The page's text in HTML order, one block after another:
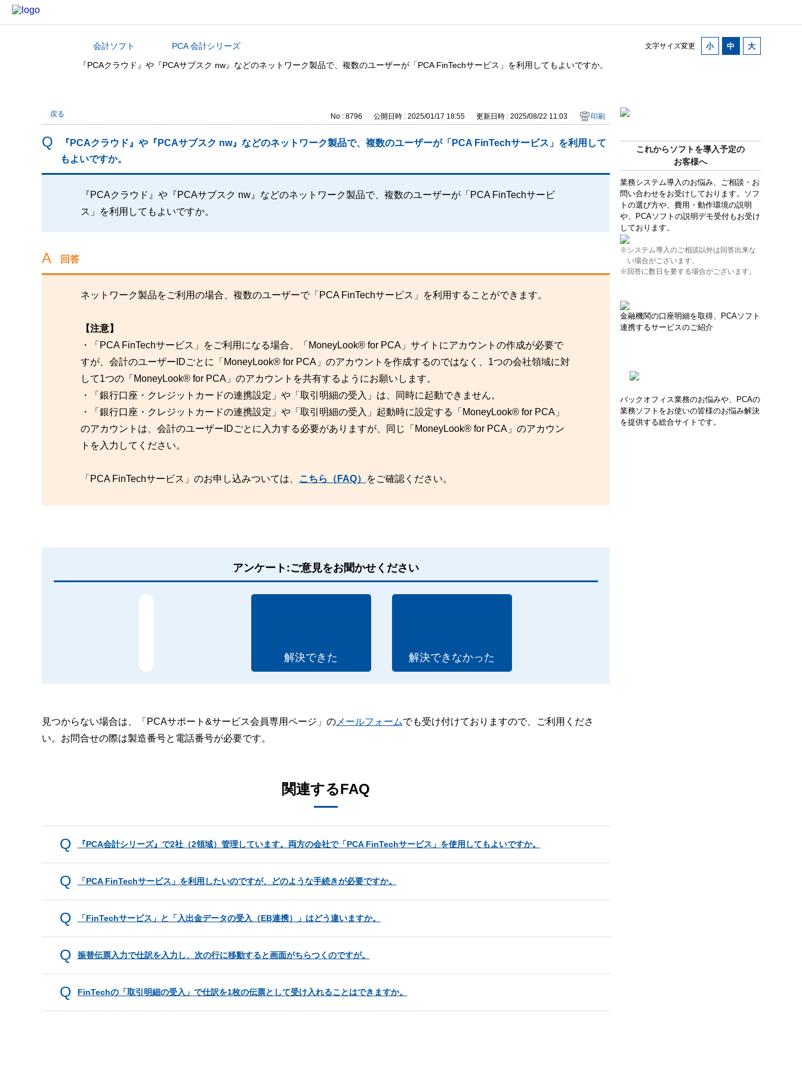
文字サイズ変更
カテゴリから探す
会計ソフト
PCA 会計シリーズ
『PCAクラウド』や『PCAサブスク nw』などのネットワーク製品で、複数のユーザーが「PCA FinTechサービス」を利用してもよいですか。
これからソフトを導入予定の
お客様へ
業務システム導入のお悩み、ご相談・お
問い合わせをお受けしております。ソフ
トの選び方や、費用・動作環境の説明
や、PCAソフトの説明デモ受付もお受け
しております。
※システム導入のご相談以外は回答出来な
い場合がございます。
※回答に数日を要する場合がございます。
金融機関の口座明細を取得、PCAソフト
連携するサービスのご紹介
バックオフィス業務のお悩みや、PCAの
業務ソフトをお使いの皆様のお悩み解決
を提供する総合サイトです。
戻る No : 8796 公開日時 : 2025/01/17 18:55 更新日時 : 2025/08/22 11:03 印刷
『PCAクラウド』や『PCAサブスク nw』などのネットワーク製品で、複数のユーザーが「PCA FinTechサービス」を利用して
もよいですか。
『PCAクラウド』や『PCAサブスク nw』などのネットワーク製品で、複数のユーザーが「PCA FinTechサービ
ス」を利用してもよいですか。
回答
ネットワーク製品をご利用の場合、複数のユーザーで「PCA FinTechサービス」を利用することができます。
【注意】
・「PCA FinTechサービス」をご利用になる場合、「MoneyLook® for PCA」サイトにアカウントの作成が必要で
すが、会計のユーザーIDごとに「MoneyLook® for PCA」のアカウントを作成するのではなく、1つの会社領域に対
して1つの「MoneyLook® for PCA」のアカウントを共有するようにお願いします。
・「銀行口座・クレジットカードの連携設定」や「取引明細の受入」は、同時に起動できません。
・「銀行口座・クレジットカードの連携設定」や「取引明細の受入」起動時に設定する「MoneyLook® for PCA」
のアカウントは、会計のユーザーIDごとに入力する必要がありますが、同じ「MoneyLook® for PCA」のアカウン
トを入力してください。
「PCA FinTechサービス」のお申し込みついては、 こちら（FAQ） をご確認ください。
アンケート:ご意見をお聞かせください
解決できた 解決できなかった
見つからない場合は、「PCAサポート&サービス会員専用ページ」のメールフォームでも受け付けておりますので、ご利用くださ
い。お問合せの際は製造番号と電話番号が必要です。
関連するFAQ
『PCA会計シリーズ』で2社（2領域）管理しています。両方の会社で「PCA FinTechサービス」を使用してもよいですか。
「PCA FinTechサービス」を利用したいのですが、どのような手続きが必要ですか。
「FinTechサービス」と「入出金データの受入（EB連携）」はどう違いますか。
振替伝票入力で仕訳を入力し、次の行に移動すると画面がちらつくのですが。
FinTechの「取引明細の受入」で仕訳を1枚の伝票として受け入れることはできますか。